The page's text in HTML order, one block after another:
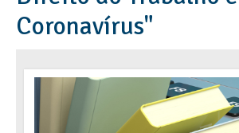
Coronavírus"